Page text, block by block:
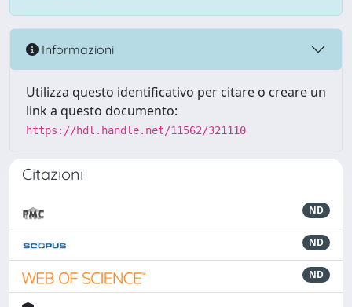
Informazioni
Utilizza questo identificativo per citare o creare un
link a questo documento:
https://hdl.handle.net/11562/321110
Citazioni
ND
ND
ND